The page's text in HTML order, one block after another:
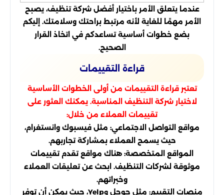
عندما يتعلق الأمر باختيار أفضل شركة تنظيف، يصبح
الأمر مهمًا للغاية لأنه مرتبط براحتك وسلامتك. إليكم
بضع خطوات أساسية تساعدكم في اتخاذ القرار
الصحيح.
قراءة التقييمات
تعتبر قراءة التقييمات من أولى الخطوات الأساسية
لاختيار شركة التنظيف المناسبة. يمكنك العثور على
تقييمات العملاء من خلال:
مواقع التواصل الاجتماعي: مثل فيسبوك وانستغرام،
حيث يسمح العملاء بمشاركة تجاربهم.
المواقع المتخصصة: هناك مواقع تقدم تقييمات
موثوقة لشركات التنظيف. ابحث عن تعليقات العملاء
وخبراتهم.
منصات التقييم: مثل جوجل وYelp، حيث يمكن أن توفر